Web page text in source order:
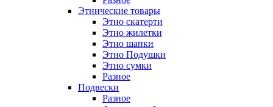
Этнические товары
Этно скатерти
Этно жилетки
Этно шапки
Этно Подушки
Этно сумки
Разное
Подвески
Разное